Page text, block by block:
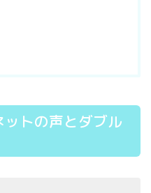
トの声とダブル